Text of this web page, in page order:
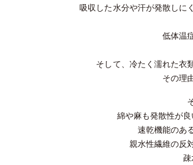
吸収した水分や汗が発散しに
低体温
そして、冷たく濡れた衣
その理
綿や麻も発散性が
速乾機能のあ
親水性繊維の反